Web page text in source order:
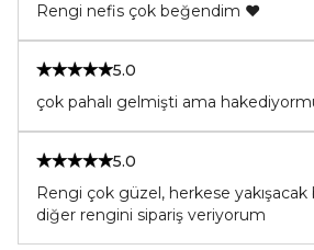
Rengi nefis çok beğendim ❤️
5.0
çok pahalı gelmişti ama
5.0
Rengi çok güzel, herkese
diğer rengini sipariş veriyorum